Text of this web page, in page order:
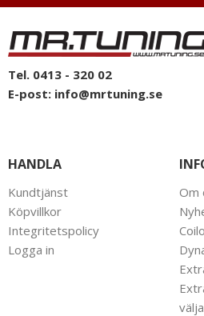
Tel. 0413 - 320 02
E-post: info@mrtuning.se
HANDLA
Kundtjänst
Köpvillkor
Integritetspolicy
Logga in
Om
välja